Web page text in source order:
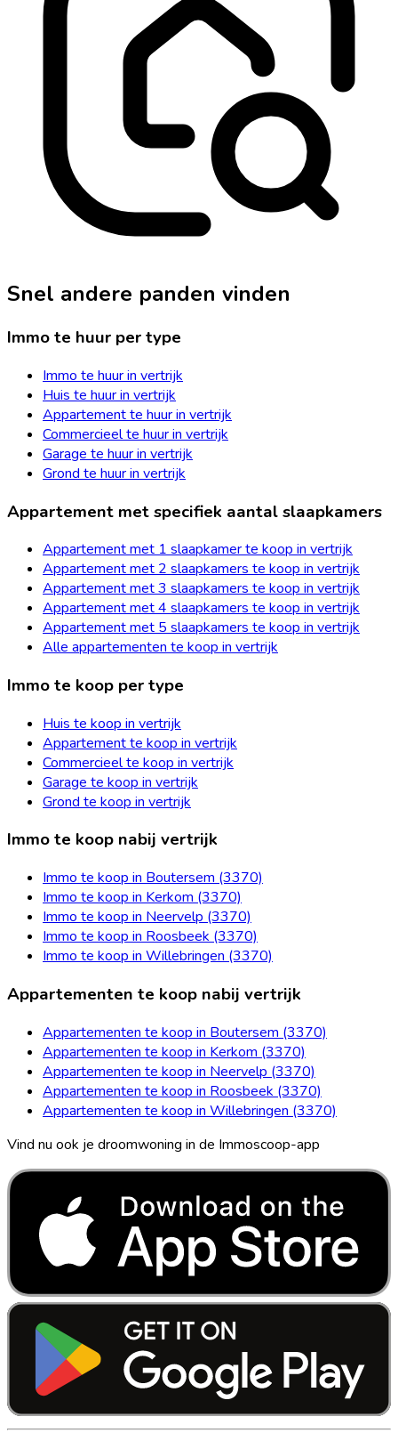
Snel andere panden vinden
Immo te huur per type
Immo te huur in vertrijk
Huis te huur in vertrijk
Appartement te huur in vertrijk
Commercieel te huur in vertrijk
Garage te huur in vertrijk
Grond te huur in vertrijk
Appartement met specifiek aantal slaapkamers
Appartement met 1 slaapkamer te koop in vertrijk
Appartement met 2 slaapkamers te koop in vertrijk
Appartement met 3 slaapkamers te koop in vertrijk
Appartement met 4 slaapkamers te koop in vertrijk
Appartement met 5 slaapkamers te koop in vertrijk
Alle appartementen te koop in vertrijk
Immo te koop per type
Huis te koop in vertrijk
Appartement te koop in vertrijk
Commercieel te koop in vertrijk
Garage te koop in vertrijk
Grond te koop in vertrijk
Immo te koop nabij vertrijk
Immo te koop in Boutersem (3370)
Immo te koop in Kerkom (3370)
Immo te koop in Neervelp (3370)
Immo te koop in Roosbeek (3370)
Immo te koop in Willebringen (3370)
Appartementen te koop nabij vertrijk
Appartementen te koop in Boutersem (3370)
Appartementen te koop in Kerkom (3370)
Appartementen te koop in Neervelp (3370)
Appartementen te koop in Roosbeek (3370)
Appartementen te koop in Willebringen (3370)
Vind nu ook je droomwoning in de Immoscoop-app